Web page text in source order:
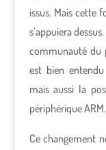
issus. Mais cette
s’appuiera
communauté du
est bien
mais aussi la
périphérique ARM.
Ce changement